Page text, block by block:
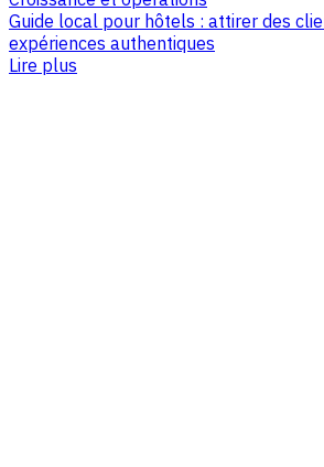
Guide local pour hôtels : attirer des
expériences authentiques
Lire plus